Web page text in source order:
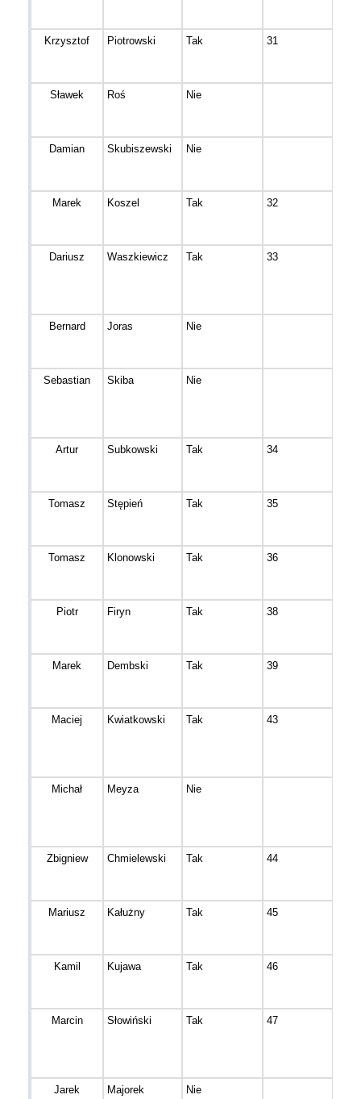
Krzysztof Piotrowski Tak 31
Sławek Roś Nie
Damian Skubiszewski Nie
Marek Koszel Tak 32
Dariusz Waszkiewicz Tak 33
Bernard Joras Nie
Sebastian Skiba Nie
Artur Subkowski Tak 34
Tomasz Stępień Tak 35
Tomasz Klonowski Tak 36
Piotr Firyn Tak 38
Marek Dembski Tak 39
Maciej Kwiatkowski Tak 43
Michał Meyza Nie
Zbigniew Chmielewski Tak 44
Mariusz Kałużny Tak 45
Kamil Kujawa Tak 46
Marcin Słowiński Tak 47
Jarek Majorek Nie